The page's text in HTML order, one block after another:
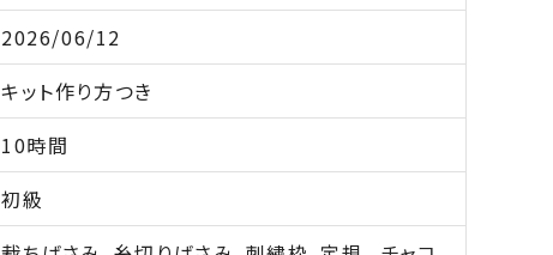
2026/06/12
キット作り方つき
10時間
初級